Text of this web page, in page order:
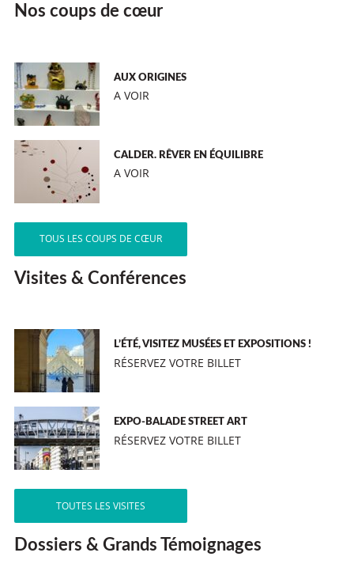
Nos coups de cœur
AUX ORIGINES
A VOIR
CALDER. RÊVER EN ÉQUILIBRE
A VOIR
TOUS LES COUPS DE CŒUR
Visites & Conférences
L’ÉTÉ, VISITEZ MUSÉES ET EXPOSITIONS !
RÉSERVEZ VOTRE BILLET
EXPO-BALADE STREET ART
RÉSERVEZ VOTRE BILLET
TOUTES LES VISITES
Dossiers & Grands Témoignages